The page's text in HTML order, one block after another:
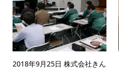
2018年9月25日 株式会社きん